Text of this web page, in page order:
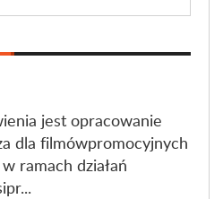
jest opracowanie
dla filmówpromocyjnych
ramach działań